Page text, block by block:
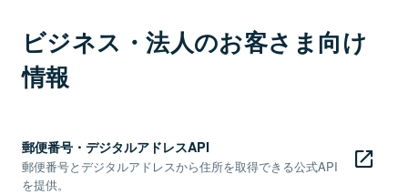
ビジネス・法人のお客さま向け
情報
郵便番号・デジタルアドレスAPI
郵便番号とデジタルアドレスから住所を取得できる公式API
を提供。